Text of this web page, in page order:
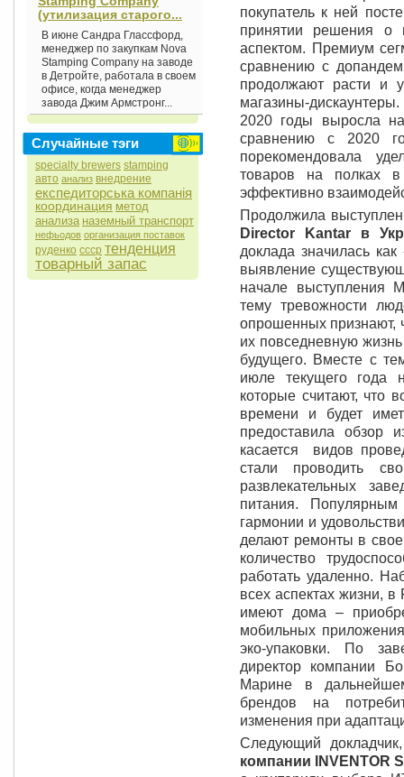
(утилизация старого...
В июне Сандра Глассфорд,
менеджер по закупкам Nova
Stamping Company на заводе
в Детройте, работала в своем
офисе, когда менеджер
завода Джим Армстронг...
Случайные тэги
specialty brewers stamping
авто анализ внедрение
експедиторська компанія
координация метод
анализа наземный транспорт
нефьодов организация поставок
руденко ссср тенденция
товарный запас
покупатель к ней
принятии решения о
аспектом. Премиум
сравнению с
продолжают расти и
магазины-
2020 годы выросла
сравнению с 2020
порекомендовала
товаров на полках
эффективно
Продолжила
Director Kantar в
доклада значилась
выявление
начале выступления
тему тревожности
опрошенных признают,
их повседневную
будущего. Вместе с
июле текущего года
которые считают, что
времени и будет
предоставила обзор
касается видов
стали проводить
развлекательных
питания.
гармонии и
делают ремонты в
количество
работать удаленно.
всех аспектах жизни,
имеют дома –
мобильных
эко-упаковки. По
директор компании
Марине в
брендов на
изменения при
Следующий
компании INVENTOR